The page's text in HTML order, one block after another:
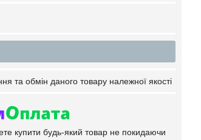
та обмін даного товару належної якості
купити будь-який товар не покидаючи